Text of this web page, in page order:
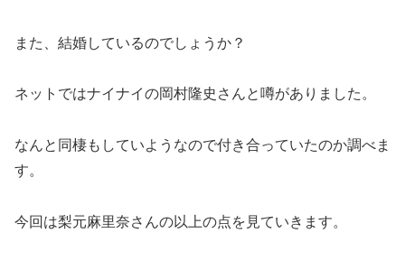
また、結婚しているのでしょうか？
ネットではナイナイの岡村隆史さんと噂がありました。
なんと同棲もしていようなので付き合っていたのか調べま
す。
今回は梨元麻里奈さんの以上の点を見ていきます。